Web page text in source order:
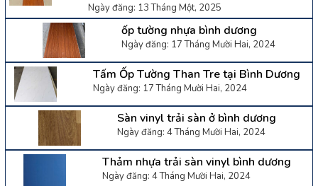
Ngày đăng: 13 Tháng Một, 2025
ốp tường nhựa bình dương
Ngày đăng: 17 Tháng Mười Hai, 2024
Tấm Ốp Tường Than Tre tại Bình Dương
Ngày đăng: 17 Tháng Mười Hai, 2024
Sàn vinyl trải sàn ở bình dương
Ngày đăng: 4 Tháng Mười Hai, 2024
Thảm nhựa trải sàn vinyl bình dương
Ngày đăng: 4 Tháng Mười Hai, 2024